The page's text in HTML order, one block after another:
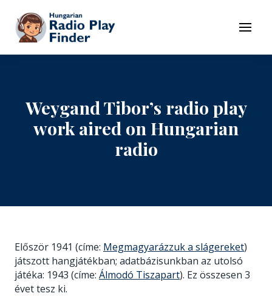
To contents
Menu
Weygand Tibor’s radio play
work aired on Hungarian
radio
Először 1941 (címe: Megmagyarázzuk a slágereket)
játszott hangjátékban; adatbázisunkban az utolsó
játéka: 1943 (címe: Álmodó Tiszapart). Ez összesen 3
évet tesz ki.